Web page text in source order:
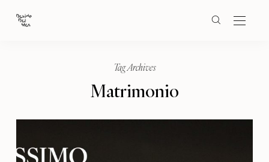
Tag Archives
Matrimonio